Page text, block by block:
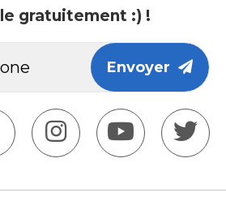
gratuitement :) !
Envoyer